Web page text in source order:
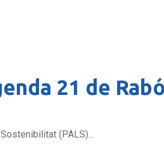
21 de
(PALS)...